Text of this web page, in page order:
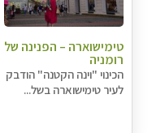
טימישוארה – הפנינה של
רומניה
הכינוי "וינה הקטנה" הודבק
לעיר טימישוארה בשל...